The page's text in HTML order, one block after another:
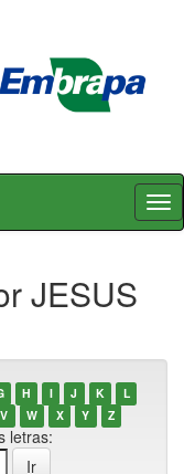
JESUS
H I J K
L
V W X Y Z
letras: